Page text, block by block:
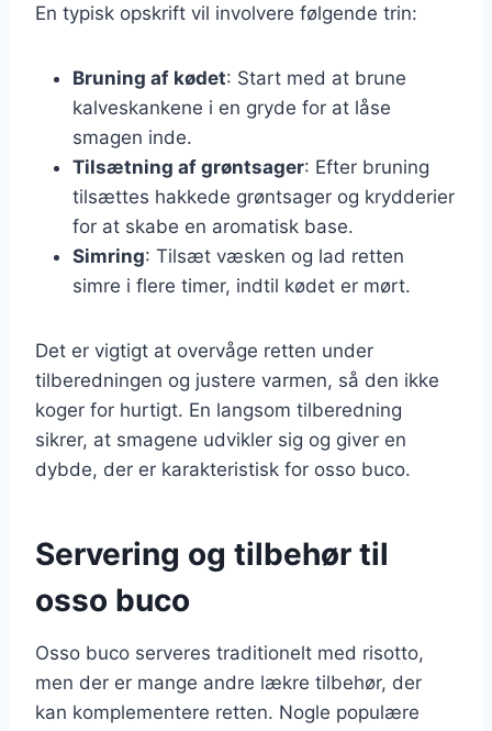
En typisk opskrift vil involvere følgende trin:
Bruning af kødet: Start med at brune
kalveskankene i en gryde for at låse
smagen inde.
Tilsætning af grøntsager: Efter bruning
tilsættes hakkede grøntsager og krydderier
for at skabe en aromatisk base.
Simring: Tilsæt væsken og lad retten
simre i flere timer, indtil kødet er mørt.
Det er vigtigt at overvåge retten under
tilberedningen og justere varmen, så den ikke
koger for hurtigt. En langsom tilberedning
sikrer, at smagene udvikler sig og giver en
dybde, der er karakteristisk for osso buco.
Servering og tilbehør til
osso buco
Osso buco serveres traditionelt med risotto,
men der er mange andre lækre tilbehør, der
kan komplementere retten. Nogle populære